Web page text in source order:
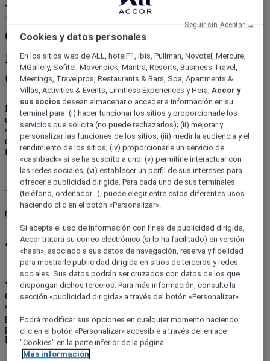
Parque Tayrona: déjate
encantar por las playas y la
rica cultura indígena del
Caribe colombiano
El Parque Tayrona es esa mezcla irresistible de mar turquesa, selva
que huele a aventura y herencia indígena que se siente en cada
sendero del Caribe colombiano. Siga leyendo y descubra qué ver,
cómo organizar su visita y cómo vivir esta escapada con el ritmo
ligero que el destino se merece.
15 enero 2026
6 minutos
¿Por qué visitar el Parque Tayrona?
Visitar elParque Nacional Natural Tayronaes regalarse un
Caribe distinto: playas de arena clara escondidas entre rocas,
senderos que atraviesan selva húmeda y miradores donde el mar
parece infinito. Muy cerca de Santa Marta, el paisaje cambia a cada
paso y siempre aparece algo para mirar, desde monos aulladores en
lo alto hasta iguanas tomando sol junto al camino.
Cookies y datos personales
En los sitios web de ALL, hotelF1, ibis, Pullman, Novotel, Mercure,
MGallery, Sofitel, Movenpick, Mantra, Resorts, Business Travel,
Meetings, Travelpros, Restaurants & Bars, Spa, Apartments &
Villas, Activities & Events, Limitless Experiences y Hera,Accor y
sus socios desean almacenar o acceder a información en su
terminal para: (i) hacer funcionar los sitios y proporcionarle los
servicios que solicita (no puede rechazarlos); (ii) mejorar y
personalizar las funciones de los sitios; (iii) medir la audiencia y el
rendimiento de los sitios; (iv) proporcionarle un servicio de
«cashback» si se ha suscrito a uno; (v) permitirle interactuar con
las redes sociales; (vi) establecer un perfil de sus intereses para
ofrecerle publicidad dirigida. Para cada uno de sus terminales
(teléfono, ordenador...), puede elegir entre estos diferentes usos
haciendo clic en el botón «Personalizar».
Si acepta el uso de información con fines de publicidad dirigida,
Accor tratará su correo electrónico (si lo ha facilitado) en versión
«hash», asociado a sus datos de navegación, reserva y fidelidad
para mostrarle publicidad dirigida en sitios de terceros y redes
sociales. Sus datos podrán ser cruzados con datos de los que
dispongan dichos terceros. Para más información, consulte la
sección «publicidad dirigida» a través del botón «Personalizar».
Podrá modificar sus opciones en cualquier momento haciendo
clic en el botón «Personalizar» accesible a través del enlace
"Cookies" en la parte inferior de la página.
Más información
Seguir sin Aceptar →